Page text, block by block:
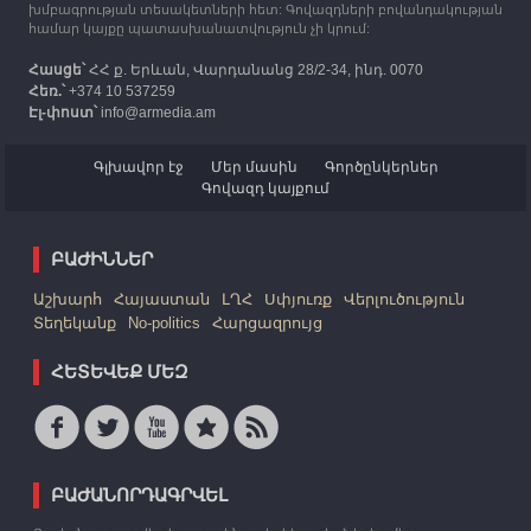
խմբագրության տեսակետների հետ: Գովազդների բովանդակության
համար կայքը պատասխանատվություն չի կրում:
Հասցե՝ՀՀ ք. Երևան, Վարդանանց 28/2-34, ինդ. 0070
Հեռ.՝+374 10 537259
Էլ-փոստ՝info@armedia.am
Գլխավոր էջ Մեր մասին
Գործընկերներ
Գովազդ կայքում
ԲԱԺԻՆՆԵՐ
Աշխարհ Հայաստան ԼՂՀ Սփյուռք
Վերլուծություն
Տեղեկանք
No-politics Հարցազրույց
ՀԵՏԵՎԵՔ ՄԵԶ
ԲԱԺԱՆՈՐԴԱԳՐՎԵԼ